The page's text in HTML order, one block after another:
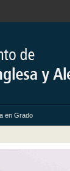
en Grado